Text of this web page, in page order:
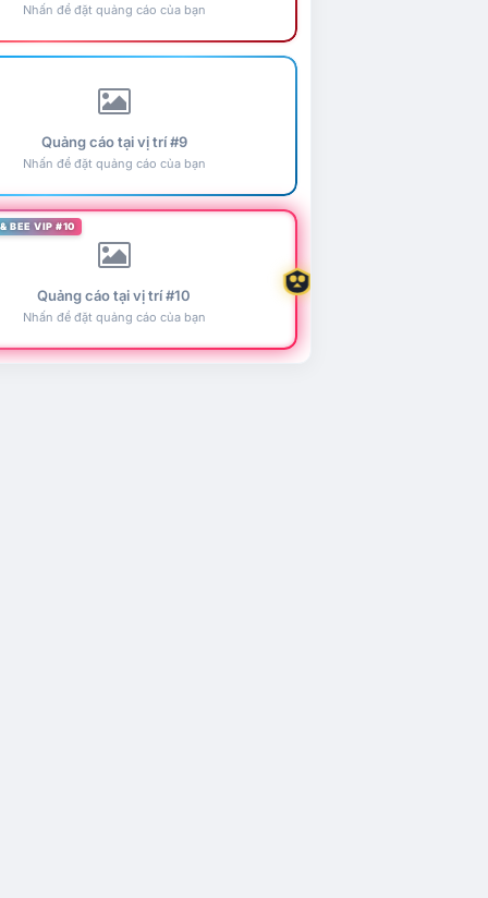
Nhấn để đặt quảng cáo của bạn
Quảng cáo tại vị trí #9
Nhấn để đặt quảng cáo của bạn
BEE VIP #10
Quảng cáo tại vị trí #10
Nhấn để đặt quảng cáo của bạn